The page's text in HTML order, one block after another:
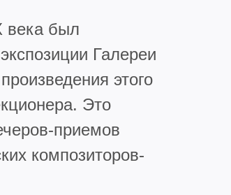
века был
Галереи
этого
Это
приемов
композиторов-